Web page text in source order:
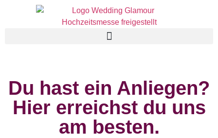
Du hast ein Anliegen?
Hier erreichst du uns
am besten.